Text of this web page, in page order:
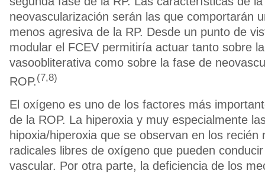
neovascularización serán las que comportarán
menos agresiva de la RP. Desde un punto de
modular el FCEV permitiría actuar tanto sobre
vasoobliterativa como sobre la fase de
ROP.(7,8)
El oxígeno es uno de los factores más
de la ROP. La hiperoxia y muy especialmente
hipoxia/hiperoxia que se observan en los recién
radicales libres de oxígeno que pueden
vascular. Por otra parte, la deficiencia de los